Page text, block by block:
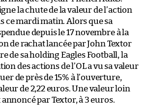
la chute de la valeur de l’action
ce mardi matin. Alors que sa
depuis le 17 novembre à la
de rachat lancée par John Textor
de sa holding Eagles Football, la
des actions de l’OL a vu sa valeur
de près de 15% à l’ouverture,
de 2,22 euros. Une valeur loin
par Textor, à 3 euros.